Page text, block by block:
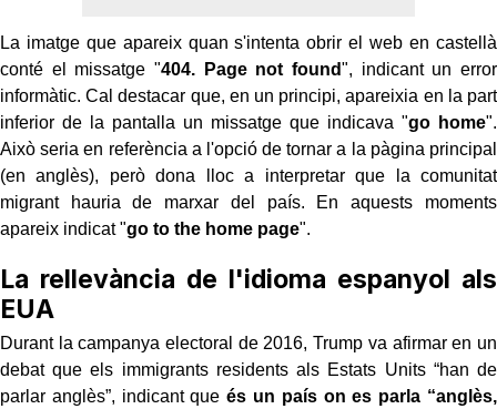
La imatge que apareix quan s'intenta obrir el web en castellà
conté el missatge "404. Page not found", indicant un error
informàtic. Cal destacar que, en un principi, apareixia en la part
inferior de la pantalla un missatge que indicava "go home".
Això seria en referència a l'opció de tornar a la pàgina principal
(en anglès), però dona lloc a interpretar que la comunitat
migrant hauria de marxar del país. En aquests moments
apareix indicat "go to the home page".
La rellevància de l'idioma espanyol als
EUA
Durant la campanya electoral de 2016, Trump va afirmar en un
debat que els immigrants residents als Estats Units “han de
parlar anglès”, indicant queés un país on es parla “anglès,